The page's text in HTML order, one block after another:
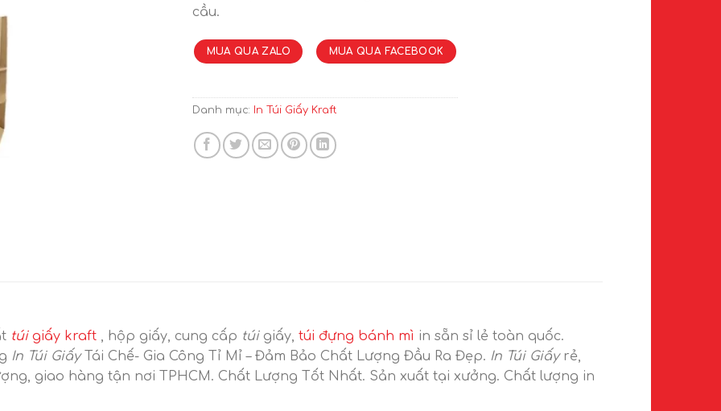
cầu.
MUA QUA ZALO MUA QUA FACEBOOK
Danh mục: In Túi Giấy Kraft
túigiấy kraft , hộp giấy, cung cấp túigiấy, túi đựng bánh mì in sẵn sỉ lẻ toàn quốc.
In Túi GiấyTái Chế- Gia Công Tỉ Mỉ – Đảm Bảo Chất Lượng Đầu Ra Đẹp. In Túi Giấyrẻ,
giao hàng tận nơi TPHCM. Chất Lượng Tốt Nhất. Sản xuất tại xưởng. Chất lượng in